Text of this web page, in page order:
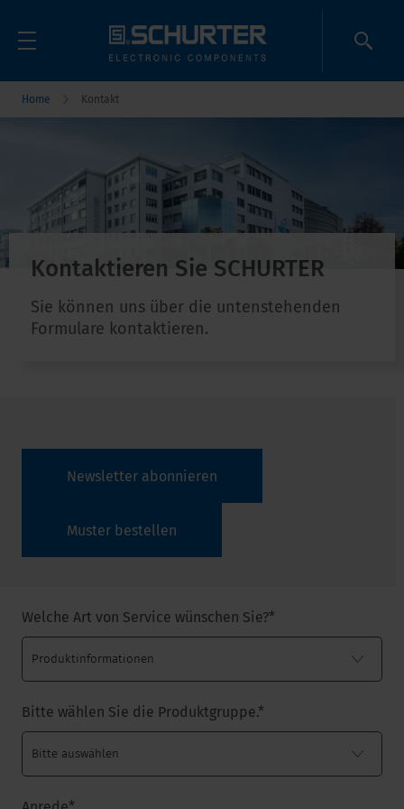
Home Kontakt
Kontaktieren Sie SCHURTER
Sie können uns über die untenstehenden
Formulare kontaktieren.
Newsletter abonnieren
Muster bestellen
Welche Art von Service wünschen Sie?*
Bitte wählen Sie die Produktgruppe.*